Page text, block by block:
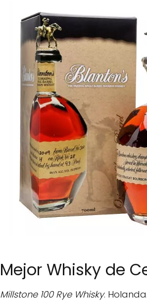
Mejor Whisky de
Millstone 100 Rye Whisky. Holanda.